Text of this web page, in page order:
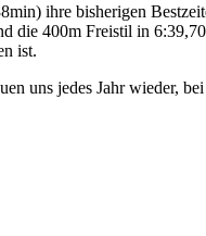
ihre bisherigen
die 400m Freistil in
ist.
uns jedes Jahr wieder, bei